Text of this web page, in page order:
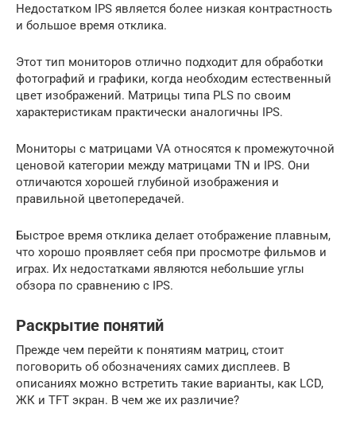
Недостатком IPS является более низкая контрастность
и большое время отклика.
Этот тип мониторов отлично подходит для обработки
фотографий и графики, когда необходим естественный
цвет изображений. Матрицы типа PLS по своим
характеристикам практически аналогичны IPS.
Мониторы с матрицами VA относятся к промежуточной
ценовой категории между матрицами TN и IPS. Они
отличаются хорошей глубиной изображения и
правильной цветопередачей.
Быстрое время отклика делает отображение плавным,
что хорошо проявляет себя при просмотре фильмов и
играх. Их недостатками являются небольшие углы
обзора по сравнению с IPS.
Раскрытие понятий
Прежде чем перейти к понятиям матриц, стоит
поговорить об обозначениях самих дисплеев. В
описаниях можно встретить такие варианты, как LCD,
ЖК и TFT экран. В чем же их различие?